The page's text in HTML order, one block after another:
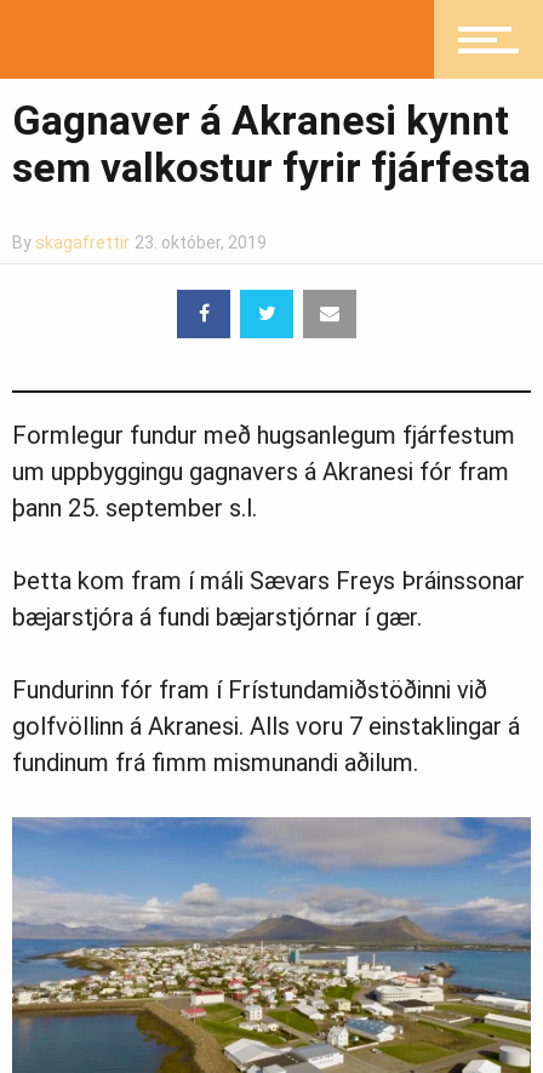
Gagnaver á Akranesi kynnt
sem valkostur fyrir fjárfesta
By skagafrettir 23. október, 2019
Formlegur fundur með hugsanlegum fjárfestum
um uppbyggingu gagnavers á Akranesi fór fram
þann 25. september s.l.
Þetta kom fram í máli Sævars Freys Þráinssonar
bæjarstjóra á fundi bæjarstjórnar í gær.
Fundurinn fór fram í Frístundamiðstöðinni við
golfvöllinn á Akranesi. Alls voru 7 einstaklingar á
fundinum frá fimm mismunandi aðilum.